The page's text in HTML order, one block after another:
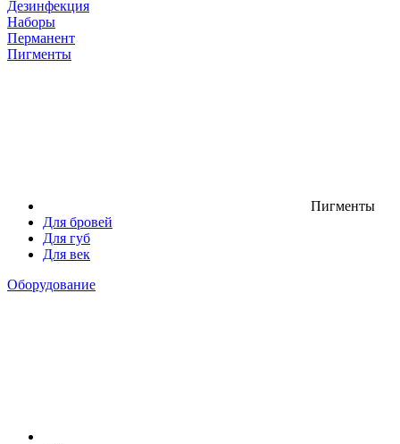
Дезинфекция
Наборы
Перманент
Пигменты
Пигменты
Для бровей
Для губ
Для век
Оборудование